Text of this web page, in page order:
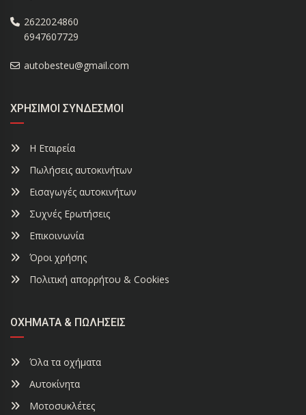
2622024860
6947607729
autobesteu@gmail.com
ΧΡΉΣΙΜΟΙ ΣΎΝΔΕΣΜΟΙ
Η Εταιρεία
Πωλήσεις αυτοκινήτων
Εισαγωγές αυτοκινήτων
Συχνές Ερωτήσεις
Επικοινωνία
Όροι χρήσης
Πολιτική απορρήτου & Cookies
ΟΧΉΜΑΤΑ & ΠΩΛΉΣΕΙΣ
Όλα τα οχήματα
Αυτοκίνητα
Μοτοσυκλέτες